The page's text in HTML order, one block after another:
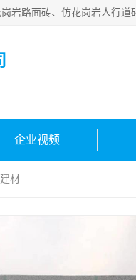
企业视频
材